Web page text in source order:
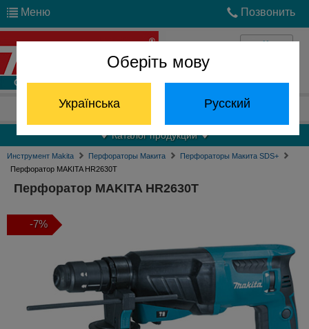
Оберіть мову
Українська Русский
Меню Позвонить
Войти
Отдел запчастей: (068) 824-24-24
Каталог продукции
Инструмент Makita Перфораторы Макита
Перфораторы Макита SDS+
Перфоратор MAKITA HR2630T
Перфоратор MAKITA HR2630T
-7%